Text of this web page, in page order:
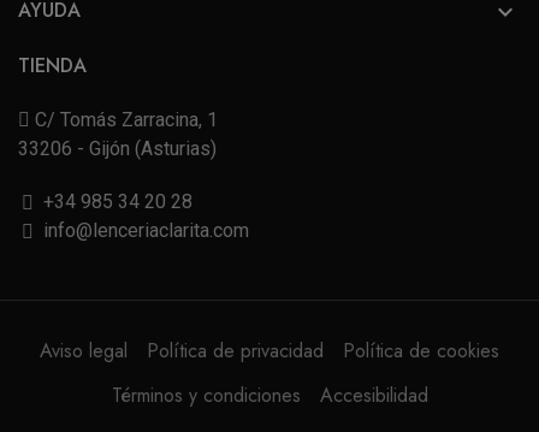
AYUDA 
TIENDA
C/ Tomás Zarracina, 1
33206 - Gijón (Asturias)
+34 985 34 20 28
info@lenceriaclarita.com
Aviso legal Política de privacidad
Política de cookies
Términos y condiciones
Accesibilidad